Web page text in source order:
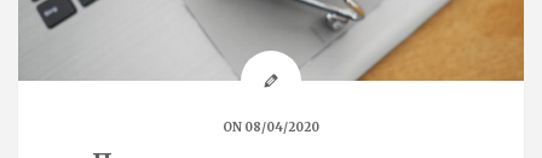
ON 08/04/2020